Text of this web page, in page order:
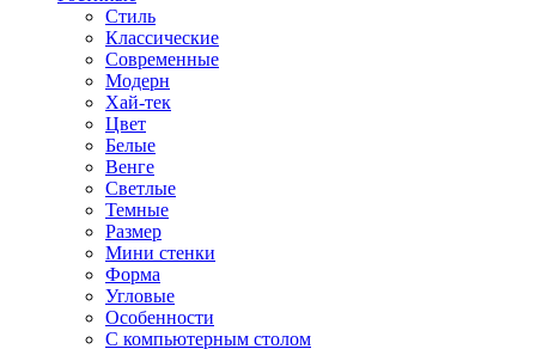
Стиль
Классические
Современные
Модерн
Хай-тек
Цвет
Белые
Венге
Светлые
Темные
Размер
Мини стенки
Форма
Угловые
Особенности
С компьютерным столом